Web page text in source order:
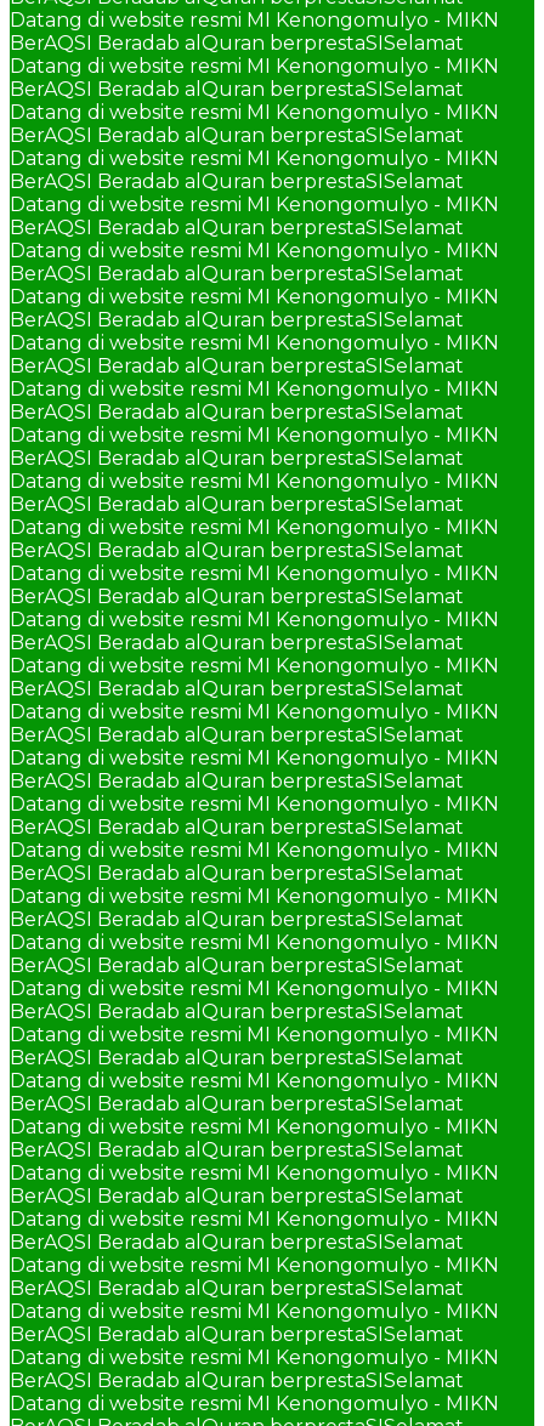
Datang di website resmi MI Kenongomulyo - MIKN
BerAQSI Beradab alQuran berprestaSISelamat
Datang di website resmi MI Kenongomulyo - MIKN
BerAQSI Beradab alQuran berprestaSISelamat
Datang di website resmi MI Kenongomulyo - MIKN
BerAQSI Beradab alQuran berprestaSISelamat
Datang di website resmi MI Kenongomulyo - MIKN
BerAQSI Beradab alQuran berprestaSISelamat
Datang di website resmi MI Kenongomulyo - MIKN
BerAQSI Beradab alQuran berprestaSISelamat
Datang di website resmi MI Kenongomulyo - MIKN
BerAQSI Beradab alQuran berprestaSISelamat
Datang di website resmi MI Kenongomulyo - MIKN
BerAQSI Beradab alQuran berprestaSISelamat
Datang di website resmi MI Kenongomulyo - MIKN
BerAQSI Beradab alQuran berprestaSISelamat
Datang di website resmi MI Kenongomulyo - MIKN
BerAQSI Beradab alQuran berprestaSISelamat
Datang di website resmi MI Kenongomulyo - MIKN
BerAQSI Beradab alQuran berprestaSISelamat
Datang di website resmi MI Kenongomulyo - MIKN
BerAQSI Beradab alQuran berprestaSISelamat
Datang di website resmi MI Kenongomulyo - MIKN
BerAQSI Beradab alQuran berprestaSISelamat
Datang di website resmi MI Kenongomulyo - MIKN
BerAQSI Beradab alQuran berprestaSISelamat
Datang di website resmi MI Kenongomulyo - MIKN
BerAQSI Beradab alQuran berprestaSISelamat
Datang di website resmi MI Kenongomulyo - MIKN
BerAQSI Beradab alQuran berprestaSISelamat
Datang di website resmi MI Kenongomulyo - MIKN
BerAQSI Beradab alQuran berprestaSISelamat
Datang di website resmi MI Kenongomulyo - MIKN
BerAQSI Beradab alQuran berprestaSISelamat
Datang di website resmi MI Kenongomulyo - MIKN
BerAQSI Beradab alQuran berprestaSISelamat
Datang di website resmi MI Kenongomulyo - MIKN
BerAQSI Beradab alQuran berprestaSISelamat
Datang di website resmi MI Kenongomulyo - MIKN
BerAQSI Beradab alQuran berprestaSISelamat
Datang di website resmi MI Kenongomulyo - MIKN
BerAQSI Beradab alQuran berprestaSISelamat
Datang di website resmi MI Kenongomulyo - MIKN
BerAQSI Beradab alQuran berprestaSISelamat
Datang di website resmi MI Kenongomulyo - MIKN
BerAQSI Beradab alQuran berprestaSISelamat
Datang di website resmi MI Kenongomulyo - MIKN
BerAQSI Beradab alQuran berprestaSISelamat
Datang di website resmi MI Kenongomulyo - MIKN
BerAQSI Beradab alQuran berprestaSISelamat
Datang di website resmi MI Kenongomulyo - MIKN
BerAQSI Beradab alQuran berprestaSISelamat
Datang di website resmi MI Kenongomulyo - MIKN
BerAQSI Beradab alQuran berprestaSISelamat
Datang di website resmi MI Kenongomulyo - MIKN
BerAQSI Beradab alQuran berprestaSISelamat
Datang di website resmi MI Kenongomulyo - MIKN
BerAQSI Beradab alQuran berprestaSISelamat
Datang di website resmi MI Kenongomulyo - MIKN
BerAQSI Beradab alQuran berprestaSISelamat
Datang di website resmi MI Kenongomulyo - MIKN